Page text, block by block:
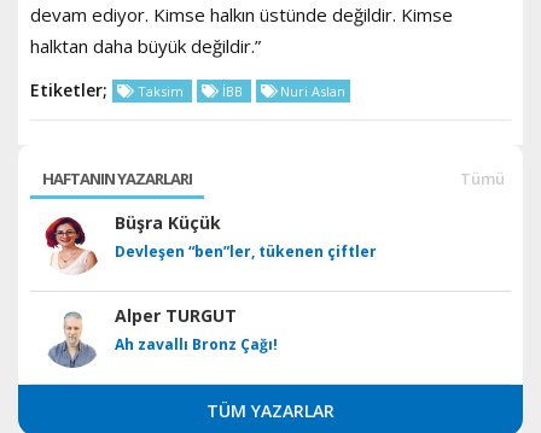
devam ediyor. Kimse halkın üstünde değildir. Kimse
halktan daha büyük değildir.”
Etiketler; Taksim İBB Nuri Aslan
HAFTANIN YAZARLARI Tümü
Büşra Küçük
Devleşen “ben”ler, tükenen çiftler
Alper TURGUT
Ah zavallı Bronz Çağı!
TÜM YAZARLAR